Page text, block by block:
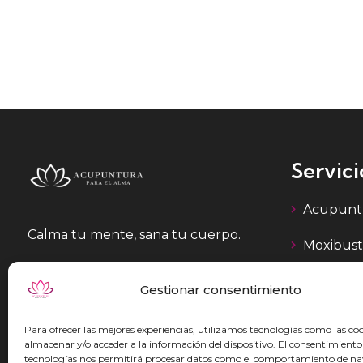
Gestionar consentimiento
Para ofrecer las mejores experiencias, utilizamos tecnologías como las
almacenar y/o acceder a la información del dispositivo. El consentimiento
tecnologías nos permitirá procesar datos como el comportamiento de
Calma tu mente, sana tu cuerpo.